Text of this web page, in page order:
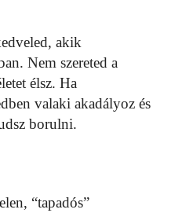
akik
Nem szereted a
élsz. Ha
valaki akadályoz és
borulni.
“tapadós”